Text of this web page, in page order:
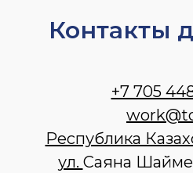
Контакты
+7 705
Республика
ул. Саяна